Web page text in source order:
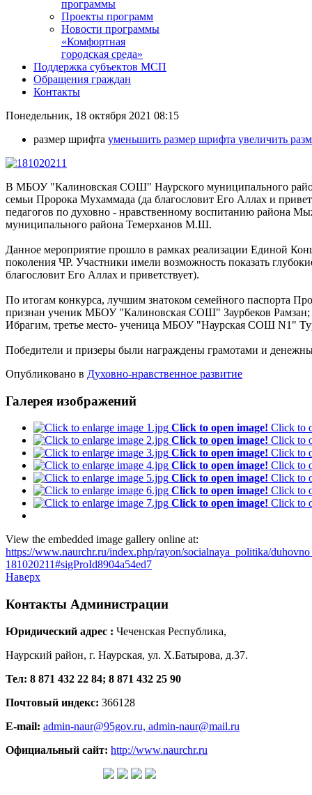
программы
Проекты программ
Новости программы
«Комфортная
городская среда»
Поддержка субъектов МСП
Обращения граждан
Контакты
Понедельник, 18 октября 2021 08:15
размер шрифта уменьшить размер шрифта увеличить
В МБОУ "Калиновская СОШ" Наурского муниципального
семьи Пророка Мухаммада (да благословит Его Аллах и
педагогов по духовно - нравственному воспитанию
муниципального района Темерханов М.Ш.
Данное мероприятие прошло в рамках реализации Единой
поколения ЧР. Участники имели возможность показать
благословит Его Аллах и приветствует).
По итогам конкурса, лучшим знатоком семейного паспорта
признан ученик МБОУ "Калиновская СОШ" Заурбеков
Ибрагим, третье место- ученица МБОУ "Наурская СОШ N1"
Победители и призеры были награждены грамотами и
Опубликовано в Духовно-нравственное развитие
Галерея изображений
Click to open image! Click to
Click to open image! Click to
Click to open image! Click to
Click to open image! Click to
Click to open image! Click to
Click to open image! Click to
Click to open image! Click to
View the embedded image gallery online at:
https://www.naurchr.ru/index.php/rayon/socialnaya_politika/
181020211#sigProId8904a54ed7
Наверх
Контакты Администрации
Юридический адрес : Чеченская Республика,
Наурский район, г. Наурская, ул. Х.Батырова, д.37.
Тел: 8 871 432 22 84; 8 871 432 25 90
Почтовый индекс: 366128
E-mail: admin-naur@95gov.ru, admin-naur@mail.ru
Официальный сайт: http://www.naurchr.ru